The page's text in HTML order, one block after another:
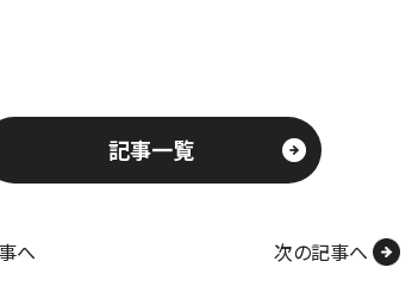
記事一覧
へ 次の記事へ